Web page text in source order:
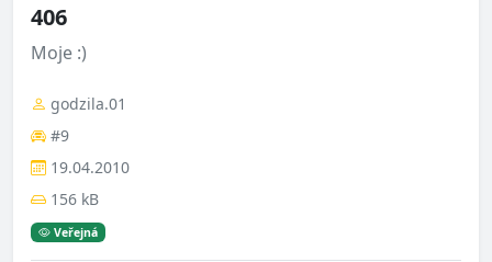
406
Moje :)
godzila.01
#9
19.04.2010
156 kB
Veřejná